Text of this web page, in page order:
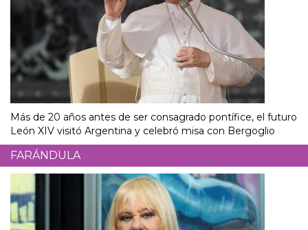
Más de 20 años antes de ser consagrado pontífice, el futuro
León XIV visitó Argentina y celebró misa con Bergoglio
FARÁNDULA